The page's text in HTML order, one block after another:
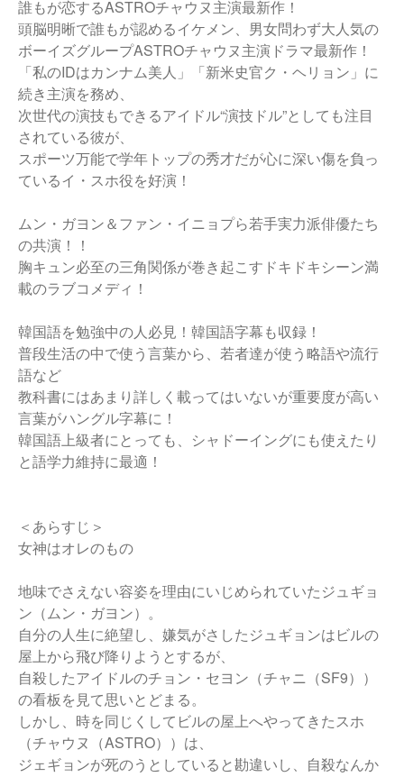
誰もが恋するASTROチャウヌ主演最新作！
頭脳明晰で誰もが認めるイケメン、男女問わず大人気の
ボーイズグループASTROチャウヌ主演ドラマ最新作！
「私のIDはカンナム美人」「新米史官ク・ヘリョン」に
続き主演を務め、
次世代の演技もできるアイドル“演技ドル”としても注目
されている彼が、
スポーツ万能で学年トップの秀才だが心に深い傷を負っ
ているイ・スホ役を好演！
ムン・ガヨン＆ファン・イニョプら若手実力派俳優たち
の共演！！
胸キュン必至の三角関係が巻き起こすドキドキシーン満
載のラブコメディ！
韓国語を勉強中の人必見！韓国語字幕も収録！
普段生活の中で使う言葉から、若者達が使う略語や流行
語など
教科書にはあまり詳しく載ってはいないが重要度が高い
言葉がハングル字幕に！
韓国語上級者にとっても、シャドーイングにも使えたり
と語学力維持に最適！
＜あらすじ＞
女神はオレのもの
地味でさえない容姿を理由にいじめられていたジュギョ
ン（ムン・ガヨン）。
自分の人生に絶望し、嫌気がさしたジュギョンはビルの
屋上から飛び降りようとするが、
自殺したアイドルのチョン・セヨン（チャニ（SF9））
の看板を見て思いとどまる。
しかし、時を同じくしてビルの屋上へやってきたスホ
（チャウヌ（ASTRO））は、
ジェギョンが死のうとしていると勘違いし、自殺なんか